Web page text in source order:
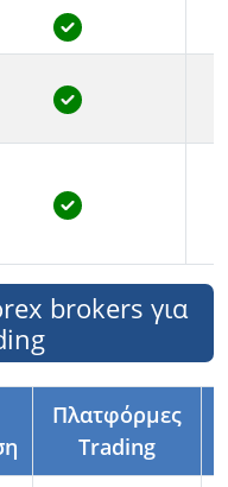
brokers για
Πλατφόρμες
Trading